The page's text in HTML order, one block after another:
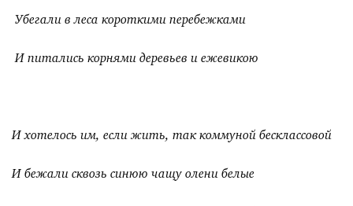
Убегали в леса короткими перебежками
И питались корнями деревьев и ежевикою
И хотелось им, если жить, так коммуной бесклассовой
И бежали сквозь синюю чащу олени белые